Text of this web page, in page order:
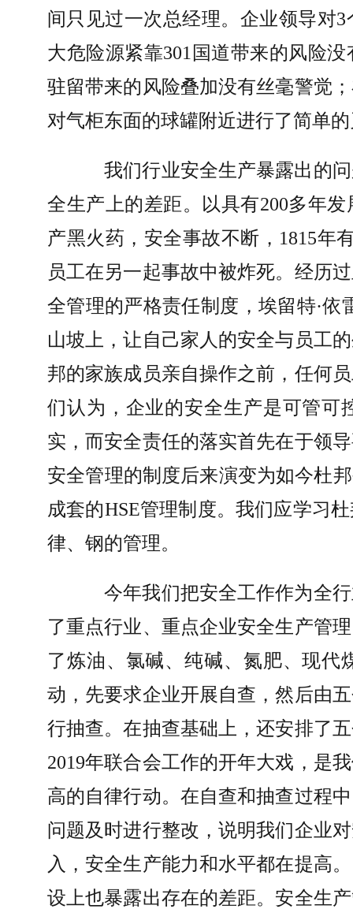
间只见过一次总经理。企业领导对3
大危险源紧靠301 国道带来的风险
驻留带来的风险叠加没有丝毫警觉
对气柜东面的球罐附近进行了简单
我们行业安全生产暴露出的
全生产上的差距。以具有200多年发
产黑火药，安全事故不断， 1815年
员工在另一起事故中被炸死。经历
全管理的严格责任制度，埃留特·依
山坡上，让自己家人的安全与员工
邦的家族成员亲自操作之前，任何
们认为，企业的安全生产是可管可
实，而安全责任的落实首先在于领
安全管理的制度后来演变为如今杜
成套的HSE管理制度。我们应学习
律、钢的管理。
今年我们把安全工作作为全
了重点行业、重点企业安全生产管
了炼油、氯碱、纯碱、氮肥、现代
动，先要求企业开展自查，然后由
行抽查。在抽查基础上，还安排了
2019年联合会工作的开年大戏，是
高的自律行动。在自查和抽查过程
问题及时进行整改，说明我们企业
入，安全生产能力和水平都在提高
设上也暴露出存在的差距。安全生